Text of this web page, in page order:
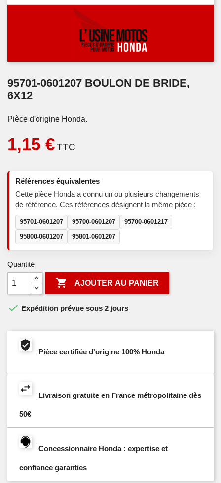
95701-0601207 BOULON DE BRIDE,
6X12
Pièce d'origine Honda.
1,15 €TTC
Références équivalentes
Cette pièce Honda a connu un ou plusieurs changements
de référence. Ces références désignent la même pièce :
95701-0601207 95700-0601207
95700-0601217
95800-0601207
95801-0601207
Quantité
 AJOUTER AU PANIER
 Expédition prévue sous 2 jours
Pièce certifiée d'origine 100% Honda
Livraison gratuite en France métropolitaine dès
50€
Concessionnaire Honda : expertise et
confiance garanties